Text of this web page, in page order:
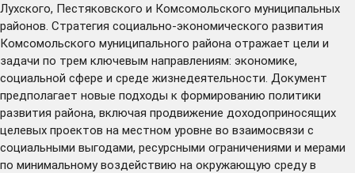
Лухского, Пестяковского и Комсомольского муниципальных
районов. Стратегия социально-экономического развития
Комсомольского муниципального района отражает цели и
задачи по трем ключевым направлениям: экономике,
социальной сфере и среде жизнедеятельности. Документ
предполагает новые подходы к формированию политики
развития района, включая продвижение доходоприносящих
целевых проектов на местном уровне во взаимосвязи с
социальными выгодами, ресурсными ограничениями и мерами
по минимальному воздействию на окружающую среду в